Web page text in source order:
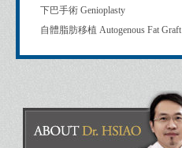
下巴手術 Genioplasty
自體脂肪移植 Autogenous Fat Graft